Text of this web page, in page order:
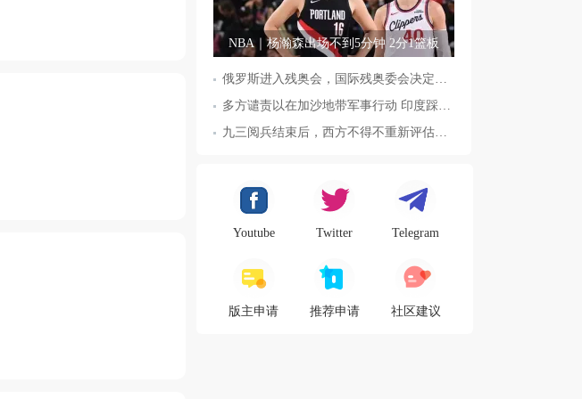
NBA｜杨瀚森出场不到5分钟 2分1篮板
Youtube Twitter Telegram
版主申请 推荐申请 社区建议